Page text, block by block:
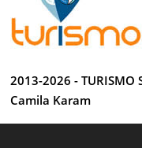
2013-2026 - TURISMO
Camila Karam